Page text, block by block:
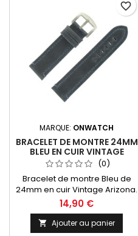
MARQUE: ONWATCH
BRACELET DE MONTRE 24MM
BLEU EN CUIR VINTAGE
ARIZONA FABRICATION
ARTISANALE EUROPÉENNE
(0)
Bracelet de montre Bleu de
24mm en cuir Vintage Arizona.
Fabrication Artisanale Fait Main,
Made in Spain.
14,90 €
 Ajouter au panier
favorite_border